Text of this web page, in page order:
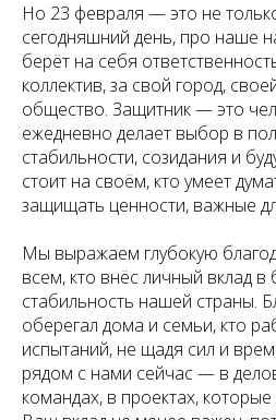
Но 23 февраля — это не
сегодняшний день, про наше
берёт на себя
коллектив, за свой город,
общество. Защитник — это
ежедневно делает выбор в
стабильности, созидания и
стоит на своём, кто умеет
защищать ценности, важные
Мы выражаем глубокую
всем, кто внёс личный вклад в
стабильность нашей страны.
оберегал дома и семьи, кто
испытаний, не щадя сил и
рядом с нами сейчас — в
командах, в проектах,